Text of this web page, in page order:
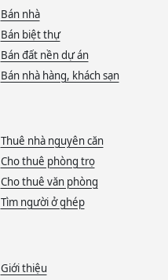
Bán nhà
Bán biệt thự
Bán đất nền dự án
Bán nhà hàng, khách sạn
Thuê nhà nguyên căn
Cho thuê phòng trọ
Cho thuê văn phòng
Tìm người ở ghép
Giới thiệu